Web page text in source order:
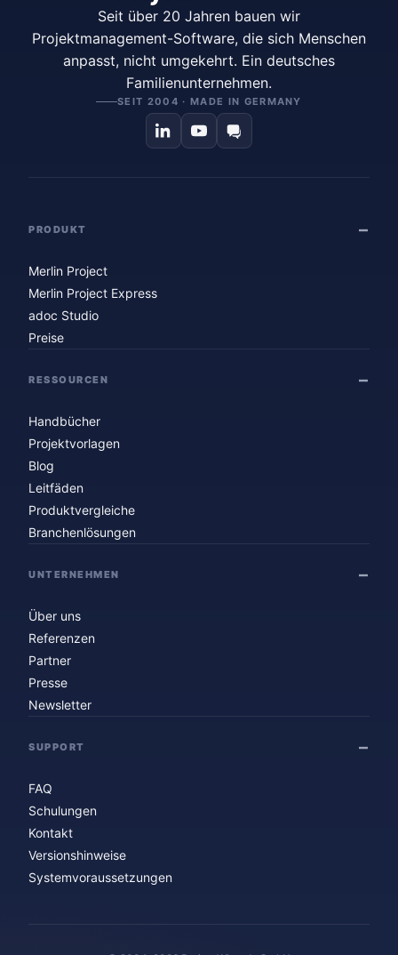
Seit über 20 Jahren bauen wir
Projektmanagement-Software, die sich Menschen
anpasst, nicht umgekehrt. Ein deutsches
Familienunternehmen.
SEIT 2004 · MADE IN GERMANY
PRODUKT
Merlin Project
Merlin Project Express
adoc Studio
Preise
RESSOURCEN
Handbücher
Projektvorlagen
Blog
Leitfäden
Produktvergleiche
Branchenlösungen
UNTERNEHMEN
Über uns
Referenzen
Partner
Presse
Newsletter
SUPPORT
FAQ
Schulungen
Kontakt
Versionshinweise
Systemvoraussetzungen